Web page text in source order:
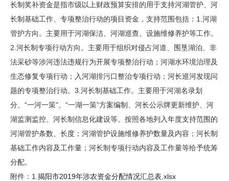
长制奖补资金是指市级以上财政预算安排的用于支持河湖管护、河
长制基础工作、专项整治行动的项目资金，支持范围包括：1.河湖
管护方向。主要用于河湖保洁、河湖巡查、设施维修养护等工作。
2.河长制专项行动方向。主要用于组织对侵占河道、围垦湖泊、非
法采砂等涉河违法违规行为开展专项整治行动；河湖水环境治理及
生态修复专项行动；入河湖排污口整治专项行动；河长巡河发现问
题的专项整治行动。3.河长制基础工作。主要用于河湖名录划
分、“一河一策”、“一湖一策”方案编制、河长公示牌更新维护、河
湖监测监控、河长制信息化建设等。按照各地列入年度支持范围的
河湖管护条数、长度；河湖管护设施维修养护数量及内容；河长制
基础工作内容及工作量；河长制专项行动内容及工作量等给予统筹
分配。
附件：1. 揭阳市2019年涉农资金分配情况汇总表.xlsx